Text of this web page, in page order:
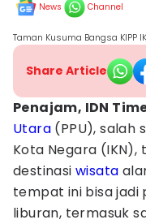
News Channel
Taman Kusuma Bangsa KIPP
Share Article
Penajam, IDN
Utara (PPU), salah
Kota Negara
destinasiwisata
tempat ini bisa jadi
liburan, termasuk